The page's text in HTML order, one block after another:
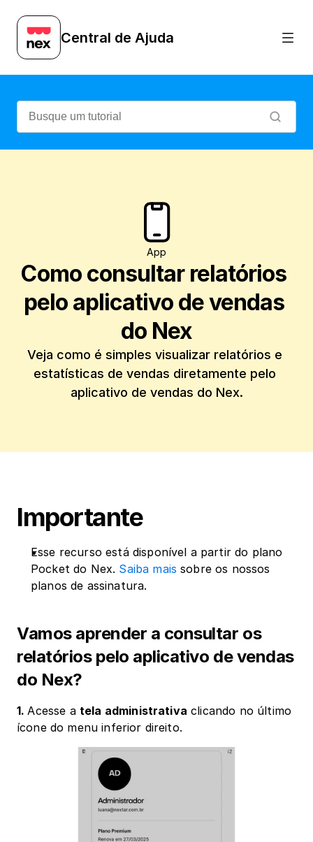
Central de Ajuda
App
Como consultar relatórios
pelo aplicativo de vendas
do Nex
Veja como é simples visualizar relatórios e
estatísticas de vendas diretamente pelo
aplicativo de vendas do Nex.
Importante
Esse recurso está disponível a partir do plano
Pocket do Nex. Saiba mais sobre os nossos
planos de assinatura.
Vamos aprender a consultar os
relatórios pelo aplicativo de vendas
do Nex?
1. Acesse a tela administrativa clicando no último
ícone do menu inferior direito.